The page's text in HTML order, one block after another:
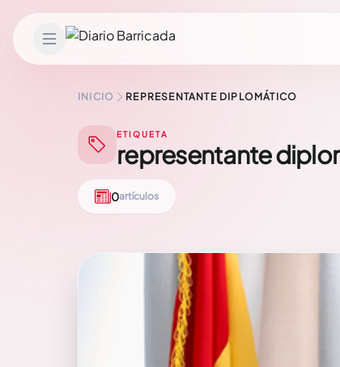
INICIO REPRESENTANTE DIPLOMÁTICO
ETIQUETA
representante
0artículos